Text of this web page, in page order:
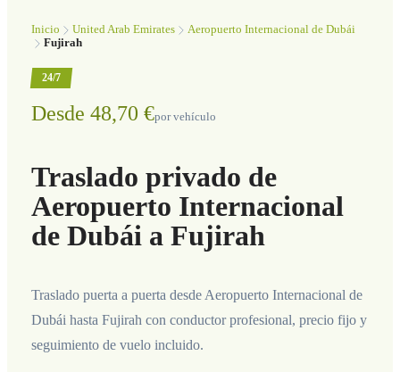
Inicio United Arab Emirates
Aeropuerto Internacional de Dubái
Fujirah
24/7
Desde 48,70 €por vehículo
Traslado privado de
Aeropuerto Internacional
de Dubái a Fujirah
Traslado puerta a puerta desde Aeropuerto Internacional de
Dubái hasta Fujirah con conductor profesional, precio fijo y
seguimiento de vuelo incluido.